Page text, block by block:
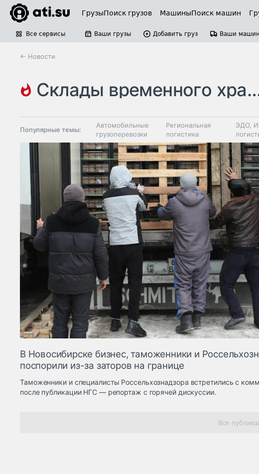
ГрузыПоиск грузов МашиныПоиск машин
Все сервисы Ваши грузы Добавить груз Ваши
← Новости
склады временного хранения
фитосанитарный контроль россельхознадзор
Популярные темы:
Автомобильные
грузоперевозки
Региональная
логистика
ЭДО,
Таможня и ВЭД
Склады и
грузовые
терминалы
транспорт
В Новосибирске бизнес, таможенники и
поспорили из-за заторов на границе
Таможенники и специалисты Россельхознадзора встретились с
после публикации НГС — репортаж с горячей дискуссии.
Все